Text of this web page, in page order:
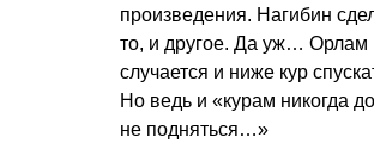
произведения. Нагибин
то, и другое. Да уж… Орлам
случается и ниже кур
Но ведь и «курам никогда
не подняться…»